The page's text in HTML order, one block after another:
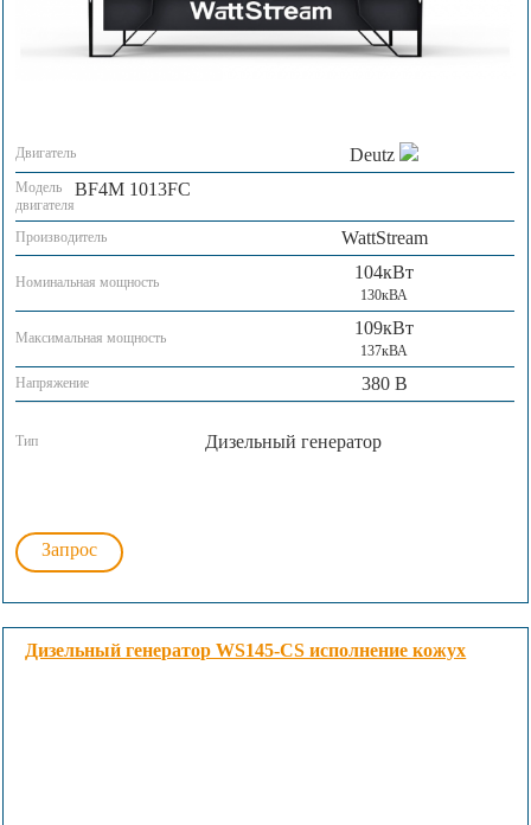
Двигатель Deutz
Модель
двигателя
BF4M 1013FC
Производитель WattStream
Номинальная мощность 104кВт
130кВА
Максимальная мощность 109кВт
137кВА
Напряжение
380 В
Тип Дизельный генератор
Запрос
Дизельный генератор WS145-CS исполнение кожух